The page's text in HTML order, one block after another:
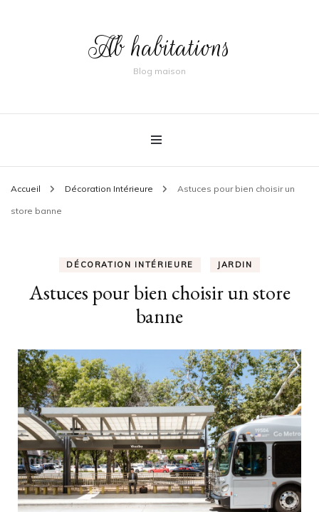
Ab habitations
Blog maison
Accueil Décoration Intérieure Astuces pour bien choisir un
store banne
DÉCORATION INTÉRIEURE JARDIN
Astuces pour bien choisir un store
banne